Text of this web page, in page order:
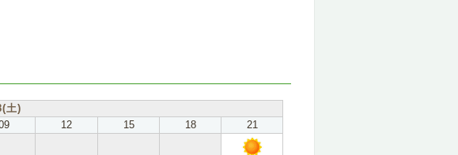
土)
12 15 18
21